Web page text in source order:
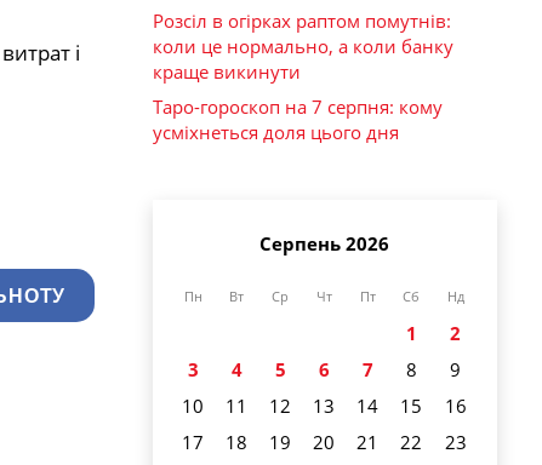
і
Розсіл в огірках раптом помутнів:
коли це нормально, а коли банку
краще викинути
Таро-гороскоп на 7 серпня: кому
усміхнеться доля цього дня
Серпень 2026
Пн Вт Ср Чт Пт Сб Нд
1
2
3
4 5 6 7 8
9
10
11 12 13 14 15
16
17
18 19 20 21 22
23